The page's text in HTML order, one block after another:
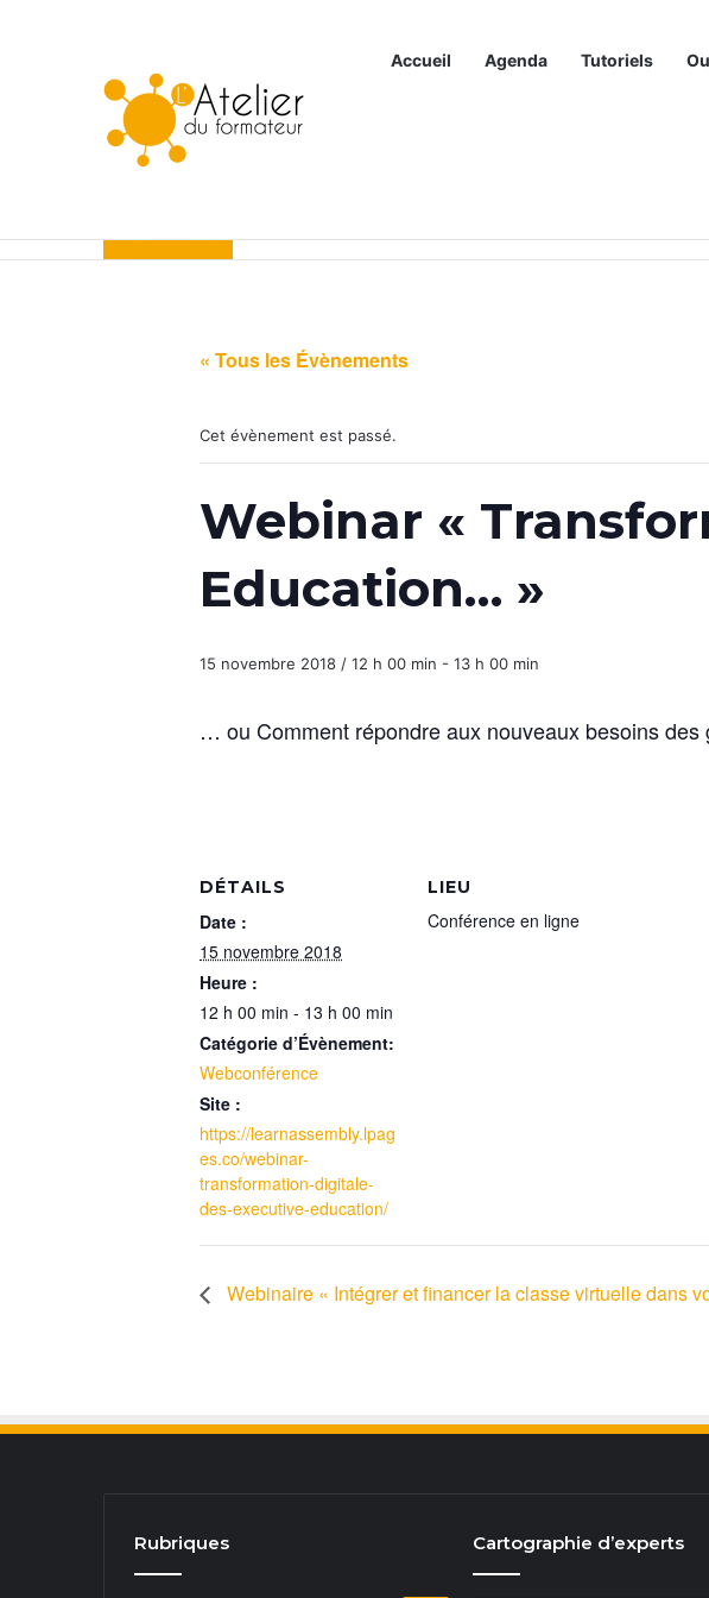
Accueil Agenda Tutoriels
Articles à la une
« Tous les Évènements
Cet évènement est passé.
Webinar «
Education… »
15 novembre 2018 / 12 h 00 min - 13 h 00 min
… ou Comment répondre aux nouveaux besoins des
DÉTAILS
Date :
15 novembre 2018
Heure :
12 h 00 min - 13 h 00 min
Catégorie d’Évènement:
Webconférence
Site :
https://learnassembly.lpag
es.co/webinar-
transformation-digitale-
des-executive-education/
LIEU
Conférence en ligne
Webinaire « Intégrer et financer la classe virtuelle dans
Rubriques Cartographie d’experts